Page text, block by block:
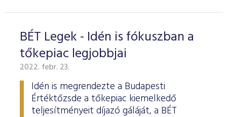
BÉT Legek - Idén is fókuszban a
tőkepiac legjobbjai
2022. febr. 23.
Idén is megrendezte a Budapesti
Értéktőzsde a tőkepiac kiemelkedő
teljesítményeit díjazó gáláját, a BÉT